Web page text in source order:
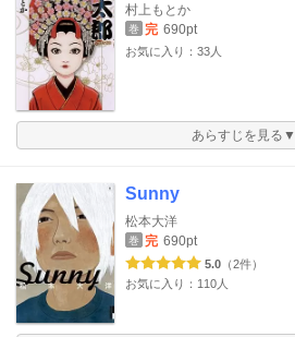
村上もとか
巻 完 690pt
お気に入り：33人
あらすじを見る▼
Sunny
松本大洋
巻 完 690pt
5.0 （2件）
お気に入り：110人